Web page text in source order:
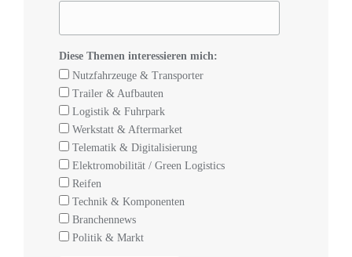
Diese Themen interessieren mich:
Nutzfahrzeuge & Transporter
Trailer & Aufbauten
Logistik & Fuhrpark
Werkstatt & Aftermarket
Telematik & Digitalisierung
Elektromobilität / Green Logistics
Reifen
Technik & Komponenten
Branchennews
Politik & Markt